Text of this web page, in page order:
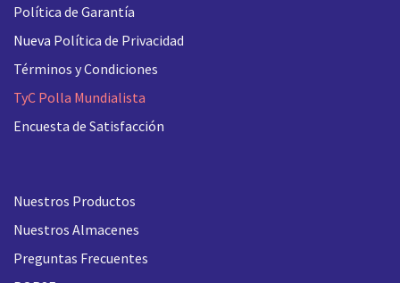
Política de Garantía
Nueva Política de Privacidad
Términos y Condiciones
TyC Polla Mundialista
Encuesta de Satisfacción
Nuestros Productos
Nuestros Almacenes
Preguntas Frecuentes